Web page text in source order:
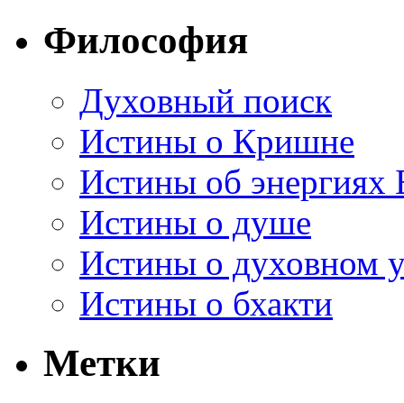
Философия
Духовный поиск
Истины о Кришне
Истины об энергиях
Истины о душе
Истины о духовном
Истины о бхакти
Метки